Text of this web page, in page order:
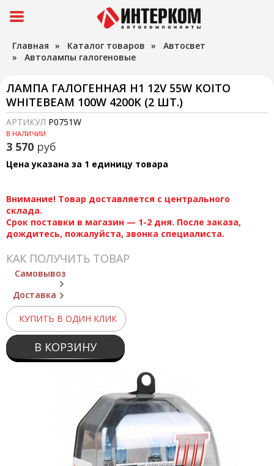
Главная » Каталог товаров » Автосвет
» Автолампы галогеновые
ЛАМПА ГАЛОГЕННАЯ H1 12V 55W KOITO
WHITEBEAM 100W 4200K (2 ШТ.)
АРТИКУЛ P0751W
В НАЛИЧИИ
3 570 руб
Цена указана за 1 единицу товара
Внимание! Товар доставляется с центрального
склада.
Срок поставки в магазин — 1-2 дня. После заказа,
дождитесь, пожалуйста, звонка специалиста.
КАК ПОЛУЧИТЬ ТОВАР
Самовывоз
Доставка
КУПИТЬ В ОДИН КЛИК
В КОРЗИНУ